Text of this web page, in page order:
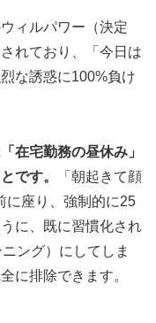
ィルパワー（決定
れており、「今日は
な誘惑に100%負け
在宅勤務の昼休み」
です。
「朝起きて顔
に座り、強制的に25
に、既に習慣化され
ング）にしてしま
に排除できます。